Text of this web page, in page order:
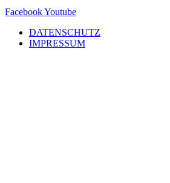
FacebookYoutube
DATENSCHUTZ
IMPRESSUM